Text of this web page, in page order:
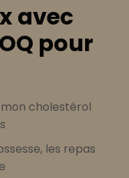
avec
pour
cholestérol
les repas